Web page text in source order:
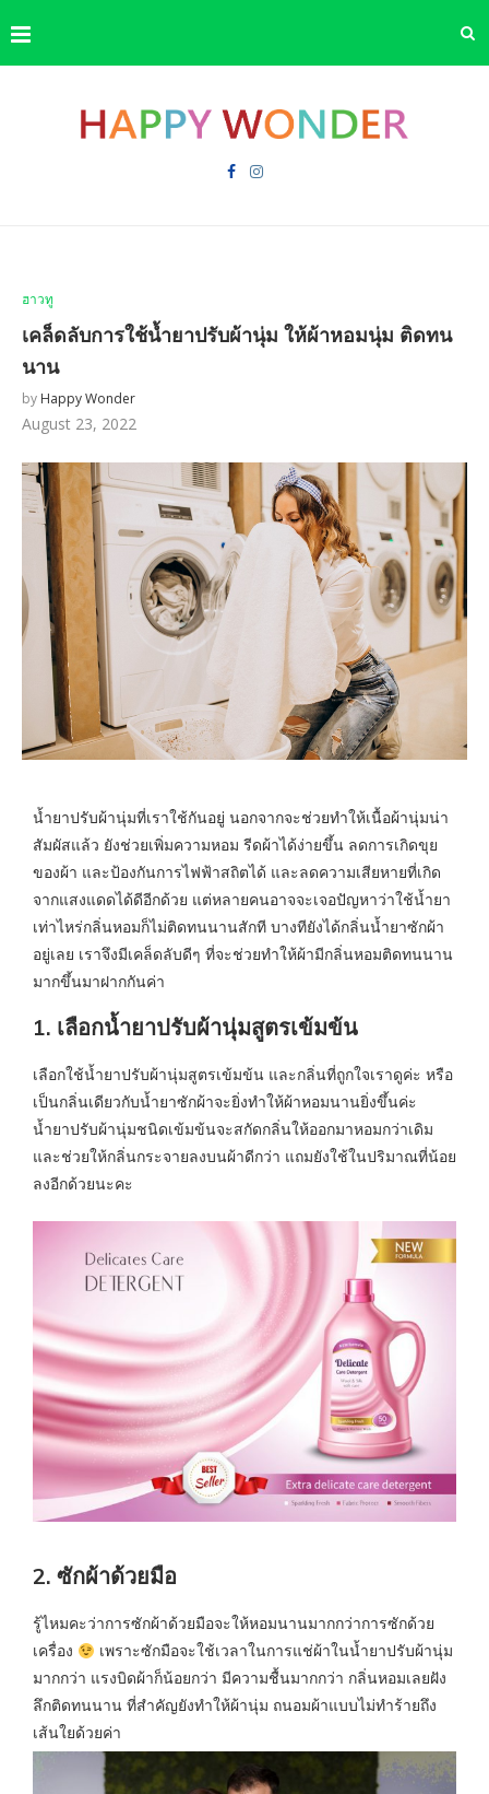
ฮาวทู
เคล็ดลับการใช้น้ำยาปรับผ้านุ่ม ให้ผ้าหอมนุ่ม ติดทน
นาน
by Happy Wonder
August 23, 2022
น้ำยาปรับผ้านุ่มที่เราใช้กันอยู่ นอกจากจะช่วยทำให้เนื้อผ้านุ่มน่า
สัมผัสแล้ว ยังช่วยเพิ่มความหอม รีดผ้าได้ง่ายขึ้น ลดการเกิดขุย
ของผ้า และป้องกันการไฟฟ้าสถิตได้ และลดความเสียหายที่เกิด
จากแสงแดดได้ดีอีกด้วย แต่หลายคนอาจจะเจอปัญหาว่าใช้น้ำยา
เท่าไหร่กลิ่นหอมก็ไม่ติดทนนานสักที บางทียังได้กลิ่นน้ำยาซักผ้า
อยู่เลย เราจึงมีเคล็ดลับดีๆ ที่จะช่วยทำให้ผ้ามีกลิ่นหอมติดทนนาน
มากขึ้นมาฝากกันค่า
1. เลือกน้ำยาปรับผ้านุ่มสูตรเข้มข้น
เลือกใช้น้ำยาปรับผ้านุ่มสูตรเข้มข้น และกลิ่นที่ถูกใจเราดูค่ะ หรือ
เป็นกลิ่นเดียวกับน้ำยาซักผ้าจะยิ่งทำให้ผ้าหอมนานยิ่งขึ้นค่ะ
น้ำยาปรับผ้านุ่มชนิดเข้มข้นจะสกัดกลิ่นให้ออกมาหอมกว่าเดิม
และช่วยให้กลิ่นกระจายลงบนผ้าดีกว่า แถมยังใช้ในปริมาณที่น้อย
ลงอีกด้วยนะคะ
2. ซักผ้าด้วยมือ
รู้ไหมคะว่าการซักผ้าด้วยมือจะให้หอมนานมากกว่าการซักด้วย
เครื่อง
เพราะซักมือจะใช้เวลาในการแช่ผ้าในน้ำยาปรับผ้านุ่ม
มากกว่า แรงบิดผ้าก็น้อยกว่า มีความชื้นมากกว่า กลิ่นหอมเลยฝัง
ลึกติดทนนาน ที่สำคัญยังทำให้ผ้านุ่ม ถนอมผ้าแบบไม่ทำร้ายถึง
เส้นใยด้วยค่า